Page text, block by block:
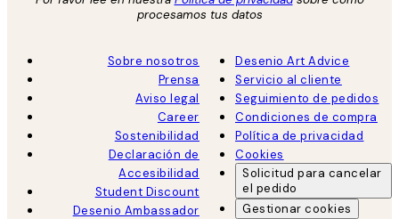
procesamos tus datos
Sobre nosotros
Prensa
Aviso legal
Career
Sostenibilidad
Declaración de
Accesibilidad
Student Discount
Desenio Ambassador
Desenio Art Advice
Servicio al cliente
Seguimiento de pedidos
Condiciones de compra
Política de privacidad
Cookies
Solicitud para cancelar
el pedido
Gestionar cookies